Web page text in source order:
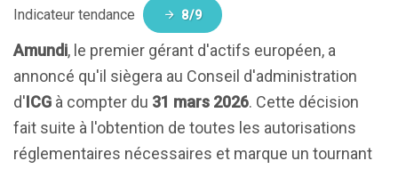
Indicateur tendance 8/9
Amundi, le premier gérant d'actifs européen, a
annoncé qu'il siègera au Conseil d'administration
d'ICG à compter du 31 mars 2026. Cette décision
fait suite à l'obtention de toutes les autorisations
réglementaires nécessaires et marque un tournant